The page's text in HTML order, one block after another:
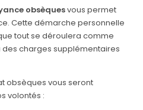
obsèquesvous permet
Cette démarche personnelle
tout se déroulera comme
charges supplémentaires
obsèques vous seront
volontés :